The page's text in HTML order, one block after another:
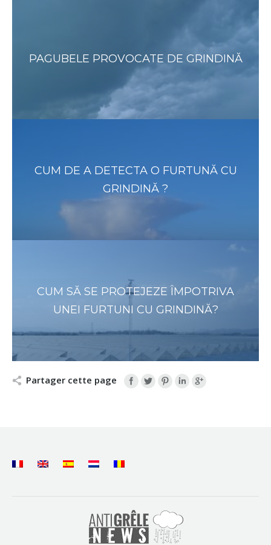
PAGUBELE PROVOCATE DE GRINDINĂ
CUM DE A DETECTA O FURTUNĂ CU
GRINDINĂ ?
CUM SĂ SE PROTEJEZE ÎMPOTRIVA
UNEI FURTUNI CU GRINDINĂ?
Partager cette page